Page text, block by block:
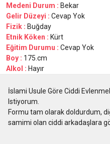
Medeni Durum : Bekar
Gelir Düzeyi : Cevap Yok
Fizik : Buğday
Etnik Köken : Kürt
Eğitim Durumu : Cevap Yok
Boy : 175.cm
Alkol : Hayır
İslami Usule Göre Ciddi
Istiyorum.
Formu tam olarak doldurdum,
samimi olan ciddi arkadaşlara